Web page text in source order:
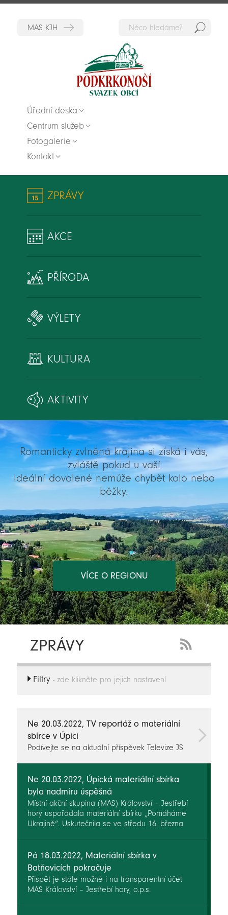
Úřední deska
Centrum služeb
Fotogalerie
Kontakt
ZPRÁVY
AKCE
PŘÍRODA
VÝLETY
KULTURA
AKTIVITY
Romanticky zvlněná krajina si získá i vás,
zvláště pokud u vaší
ideální dovolené nemůže chybět kolo nebo
běžky.
VÍCE O REGIONU
ZPRÁVY
Feed
Filtry- zde klikněte pro jejich nastavení
Ne 20.03.2022, TV reportáž o materiální
sbírce v Úpici
Podívejte se na aktuální příspěvek Televize JS
Ne 20.03.2022, Úpická materiální sbírka
byla nadmíru úspěšná
Místní akční skupina (MAS) Království – Jestřebí
hory uspořádala materiální sbírku „Pomáháme
Ukrajině“. Uskutečnila se ve středu 16. března
lidí přineslo dary, které zaplnily dodávku a velké
auto s vlekem. Materiál pak putoval do skladu
humanitární pomoci v Hradci Králové – Plotištích.
Pá 18.03.2022, Materiální sbírka v
Batňovicích pokračuje
Přispět je stále možné i na transparentní účet
MAS Království – Jestřebí hory, o.p.s.